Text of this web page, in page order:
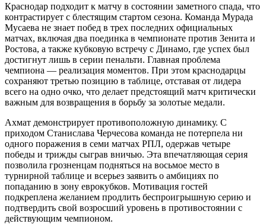
Краснодар подходит к матчу в состоянии заметного спада, что
контрастирует с блестящим стартом сезона. Команда Мурада
Мусаева не знает побед в трех последних официальных
матчах, включая два поединка в чемпионате против Зенита и
Ростова, а также кубковую встречу с Динамо, где успех был
достигнут лишь в серии пенальти. Главная проблема
чемпиона — реализация моментов. При этом краснодарцы
сохраняют третью позицию в таблице, отставая от лидера
всего на одно очко, что делает предстоящий матч критически
важным для возвращения в борьбу за золотые медали.
Ахмат демонстрирует противоположную динамику. С
приходом Станислава Черчесова команда не потерпела ни
одного поражения в семи матчах РПЛ, одержав четыре
победы и трижды сыграв вничью. Эта впечатляющая серия
позволила грозненцам подняться на восьмое место в
турнирной таблице и всерьез заявить о амбициях по
попаданию в зону еврокубков. Мотивация гостей
подкреплена желанием продлить беспроигрышную серию и
подтвердить свой возросший уровень в противостоянии с
действующим чемпионом.